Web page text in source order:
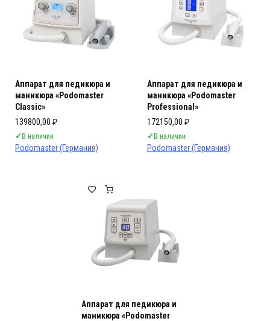
Аппарат для педикюра и
маникюра «Podomaster
Classic»
139800,00 ₽
✓В наличии
Podomaster (Германия)
Аппарат для педикюра и
маникюра «Podomaster
Professional»
172150,00 ₽
✓В наличии
Podomaster (Германия)
Аппарат для педикюра и
маникюра «Podomaster